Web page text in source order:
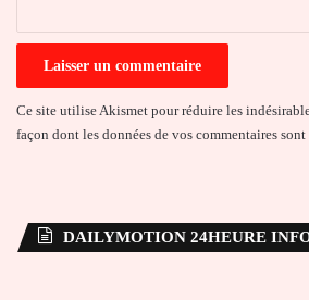
Ce site utilise Akismet pour réduire les
façon dont les données de vos commentaires sont
DAILYMOTION 24HEURE